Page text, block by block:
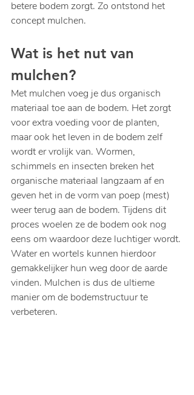
betere bodem zorgt. Zo ontstond het
concept mulchen.
Wat is het nut van
mulchen?
Met mulchen voeg je dus organisch
materiaal toe aan de bodem. Het zorgt
voor extra voeding voor de planten,
maar ook het leven in de bodem zelf
wordt er vrolijk van. Wormen,
schimmels en insecten breken het
organische materiaal langzaam af en
geven het in de vorm van poep (mest)
weer terug aan de bodem. Tijdens dit
proces woelen ze de bodem ook nog
eens om waardoor deze luchtiger wordt.
Water en wortels kunnen hierdoor
gemakkelijker hun weg door de aarde
vinden. Mulchen is dus de ultieme
manier om de bodemstructuur te
verbeteren.